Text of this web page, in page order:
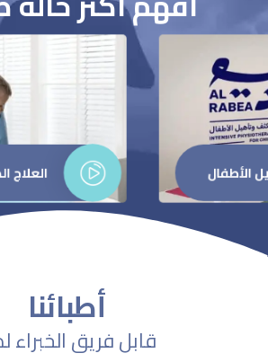
العلاج الطبيعي
أطبائنا
قابل فريق الخبراء